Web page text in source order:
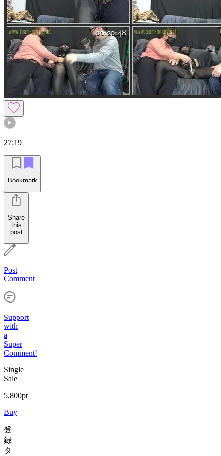
27:19
Bookmark
Share
this
post
Post
Comment
Support
with
a
Super
Comment!
Single
Sale
5,800pt
Buy
登
録
タ